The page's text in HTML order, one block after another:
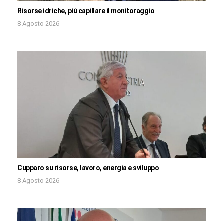
Risorse idriche, più capillare il monitoraggio
8 Agosto 2026
Cupparo su risorse, lavoro, energia e sviluppo
8 Agosto 2026